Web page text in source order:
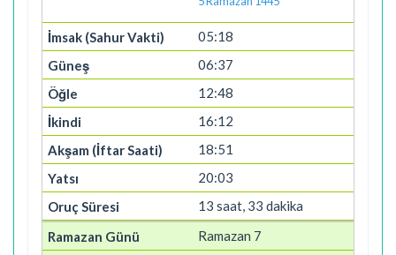
05:18
06:37
12:48
16:12
18:51
20:03
13 saat, 33 dakika
Ramazan 7